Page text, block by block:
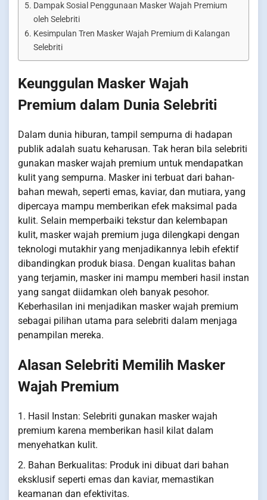
Dampak Sosial Penggunaan Masker Wajah Premium
oleh Selebriti
Kesimpulan Tren Masker Wajah Premium di Kalangan
Selebriti
Keunggulan Masker Wajah
Premium dalam Dunia Selebriti
Dalam dunia hiburan, tampil sempurna di hadapan
publik adalah suatu keharusan. Tak heran bila selebriti
gunakan masker wajah premium untuk mendapatkan
kulit yang sempurna. Masker ini terbuat dari bahan-
bahan mewah, seperti emas, kaviar, dan mutiara, yang
dipercaya mampu memberikan efek maksimal pada
kulit. Selain memperbaiki tekstur dan kelembapan
kulit, masker wajah premium juga dilengkapi dengan
teknologi mutakhir yang menjadikannya lebih efektif
dibandingkan produk biasa. Dengan kualitas bahan
yang terjamin, masker ini mampu memberi hasil instan
yang sangat diidamkan oleh banyak pesohor.
Keberhasilan ini menjadikan masker wajah premium
sebagai pilihan utama para selebriti dalam menjaga
penampilan mereka.
Alasan Selebriti Memilih Masker
Wajah Premium
1. Hasil Instan: Selebriti gunakan masker wajah
premium karena memberikan hasil kilat dalam
menyehatkan kulit.
2. Bahan Berkualitas: Produk ini dibuat dari bahan
eksklusif seperti emas dan kaviar, memastikan
keamanan dan efektivitas.